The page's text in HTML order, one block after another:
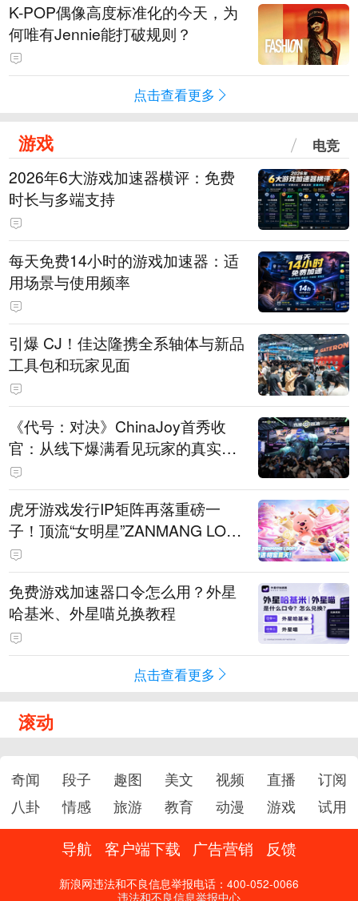
K-POP偶像高度标准化的今天，为
何唯有Jennie能打破规则？
点击查看更多
游戏 电竞
2026年6大游戏加速器横评：免费
时长与多端支持
每天免费14小时的游戏加速器：适
用场景与使用频率
引爆 CJ！佳达隆携全系轴体与新品
工具包和玩家见面
《代号：对决》ChinaJoy首秀收
官：从线下爆满看见玩家的真实期
待
虎牙游戏发行IP矩阵再落重磅一
子！顶流“女明星”ZANMANG LOO
PY 正版3D消除手游《消消奇遇》
惊喜曝光
免费游戏加速器口令怎么用？外星
哈基米、外星喵兑换教程
点击查看更多
滚动
奇闻 段子 趣图 美文 视频 直播
订阅
八卦
情感 旅游 教育 动漫 游戏 试用
导航 客户端下载 广告营销 反馈
新浪网违法和不良信息举报电话：400-052-0066
违法和不良信息举报中心